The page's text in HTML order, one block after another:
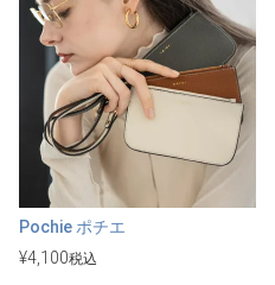
Pochie ポチエ
¥4,100税込